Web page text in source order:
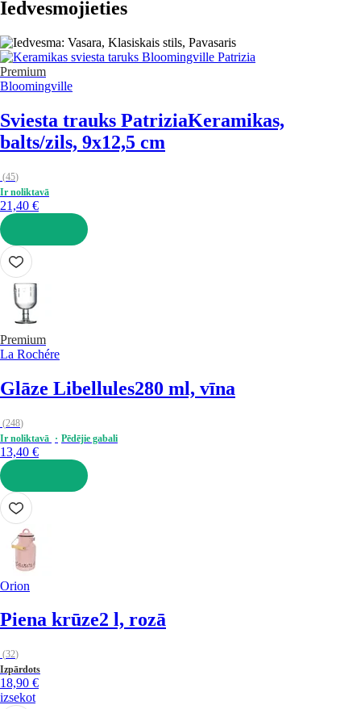
Iedvesmojieties
Premium
Bloomingville
Sviesta trauks PatriziaKeramikas,
balts/zils, 9x12,5 cm
(45)
Ir noliktavā
21,40 €
LIKT GROZĀ
Premium
La Rochére
Glāze Libellules280 ml, vīna
(248)
Ir noliktavā
Pēdējie gabali
13,40 €
LIKT GROZĀ
Orion
Piena krūze2 l, rozā
(32)
Izpārdots
18,90 €
izsekot